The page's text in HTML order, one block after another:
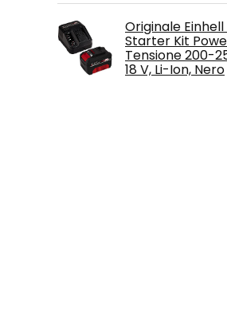
Originale Einhell
Starter Kit
Tensione 200-
18 V, Li-Ion, Nero